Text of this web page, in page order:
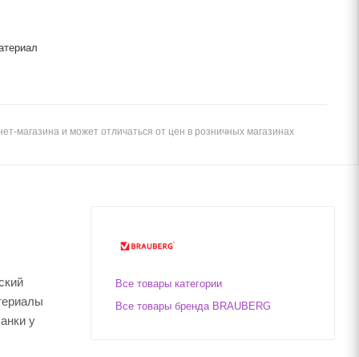
магазина и может отличаться от цен в розничных магазинах
у
Все товары категории
Все товары бренда BRAUBERG